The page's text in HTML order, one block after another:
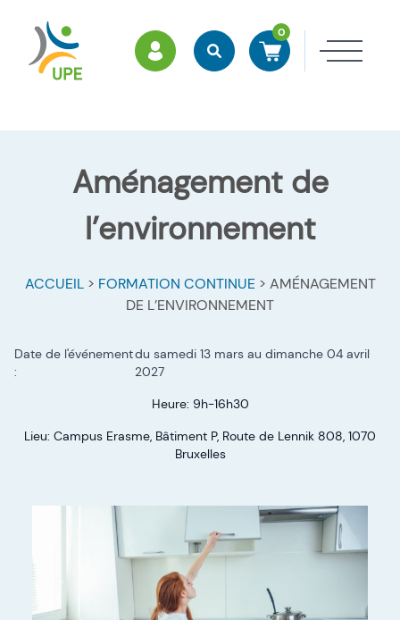
ESPACE MEMBRES
RechercherAccéder à mon panier
0
Aménagement de
l’environnement
ACCUEIL> FORMATION CONTINUE> AMÉNAGEMENT
DE L’ENVIRONNEMENT
Date de l'événement
:
du samedi 13 mars au dimanche 04 avril
2027
Heure: 9h-16h30
Lieu: Campus Erasme, Bâtiment P, Route de Lennik 808, 1070
Bruxelles